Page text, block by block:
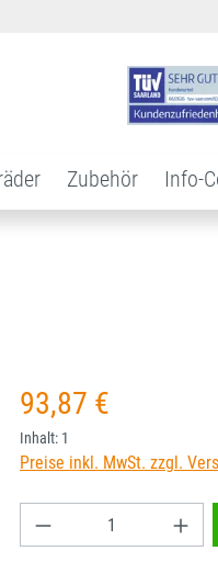
Zubehör Info-
Regulärer Preis:
93,87 €
Inhalt: 1
Preise inkl. MwSt. zzgl.
Produkt Anzahl: